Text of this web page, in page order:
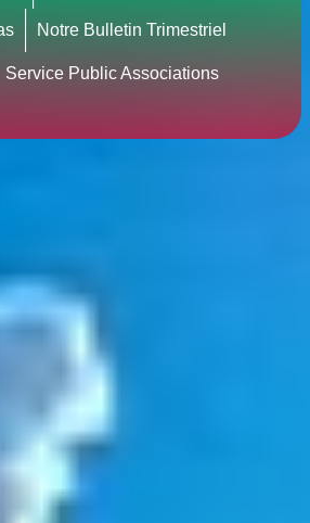
Notre Bulletin Trimestriel
Service Public Associations